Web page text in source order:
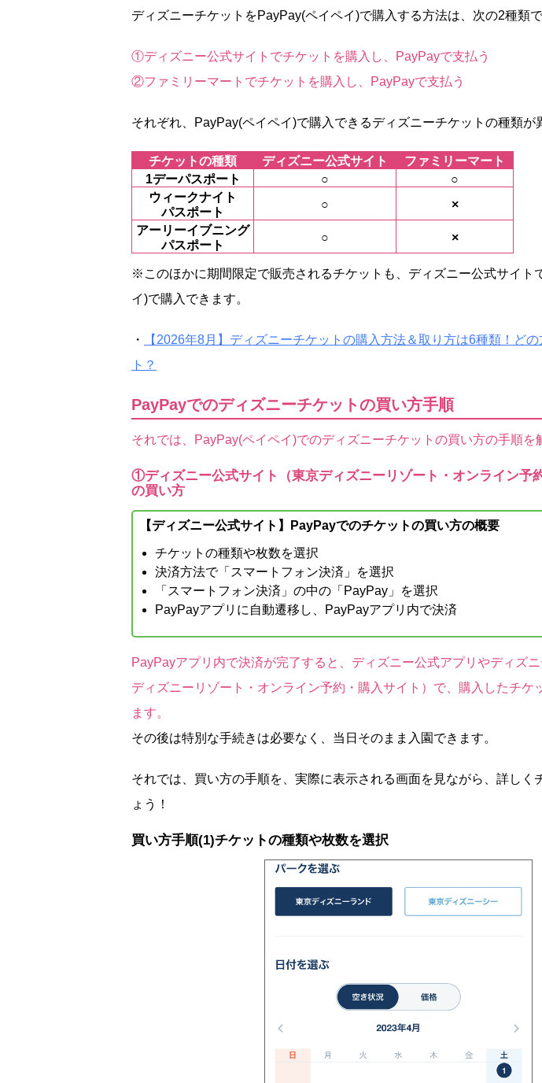
ディズニーチケットをPayPay(ペイペイ)で購入する方法は、次の2種類で
①ディズニー公式サイトでチケットを購入し、PayPayで支払う
②ファミリーマートでチケットを購入し、PayPayで支払う
それぞれ、PayPay(ペイペイ)で購入できるディズニーチケットの種類が
チケットの種類 ディズニー公式サイト
ファミリーマート
1デーパスポート
○
○
ウィークナイト
パスポート
○
×
アーリーイブニング
パスポート
○ ×
※このほかに期間限定で販売されるチケットも、ディズニー公式サイト
イ)で購入できます。
・
【2026年8月】ディズニーチケットの購入方法＆取り方は6種類！ど
ト？
PayPayでのディズニーチケットの買い方手順
それでは、PayPay(ペイペイ)でのディズニーチケットの買い方の手順を
①ディズニー公式サイト（東京ディズニーリゾート・オンライン予
の買い方
【ディズニー公式サイト】PayPayでのチケットの買い方の概要
チケットの種類や枚数を選択
決済方法で「スマートフォン決済」を選択
「スマートフォン決済」の中の「PayPay」を選択
PayPayアプリに自動遷移し、PayPayアプリ内で決済
PayPayアプリ内で決済が完了すると、ディズニー公式アプリやディズ
ディズニーリゾート・オンライン予約・購入サイト）で、購入したチケ
ます。
その後は特別な手続きは必要なく、当日そのまま入園できます。
それでは、買い方の手順を、実際に表示される画面を見ながら、詳しく
ょう！
買い方手順(1)チケットの種類や枚数を選択